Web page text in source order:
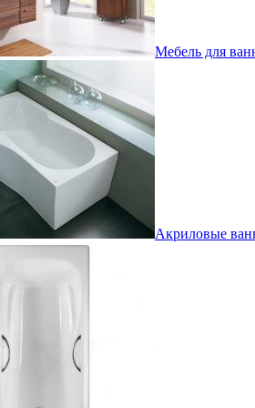
Мебель для
Акриловые